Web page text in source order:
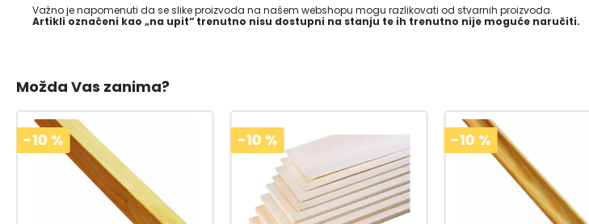
Važno je napomenuti da se slike proizvoda na našem webshopu mogu razlikovati od stvarnih proizvoda.
Artikli označeni kao „na upit“ trenutno nisu dostupni na stanju te ih trenutno nije moguće naručiti.
Možda Vas zanima?
-10% -10 -10%